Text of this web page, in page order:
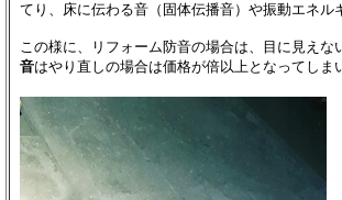
てり、床に伝わる音（固体伝播音）や振動エネル
この様に、リフォーム防音の場合は、目に見え
音はやり直しの場合は価格が倍以上となってし